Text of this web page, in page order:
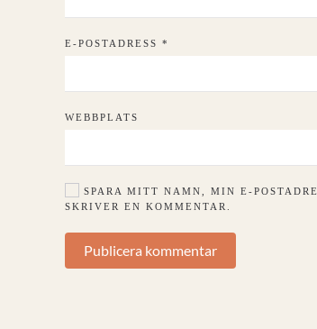
E-POSTADRESS *
WEBBPLATS
SPARA MITT NAMN, MIN E-
SKRIVER EN KOMMENTAR.
Publicera kommentar